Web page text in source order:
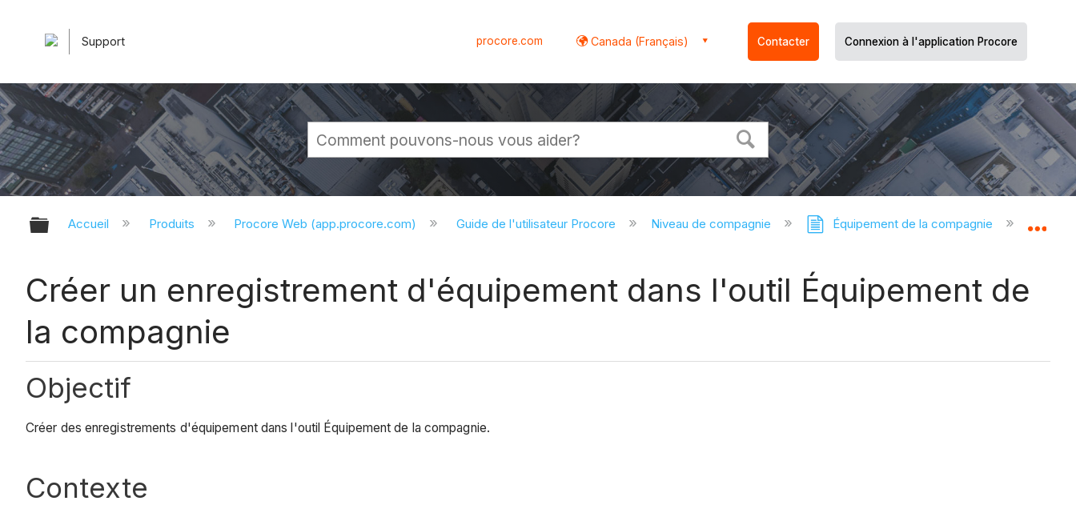
Support procore.com Canada (Français) Contacter Connexion à l'application Procore
Développer/réduire la hiérarchie globale
Accueil Produits Procore Web (app.procore.com) Guide de l'utilisateur Procore Niveau de compagnie Équipement de la compagnie
Créer un enregistrement d'équipement dans l'outil Équipement de
la compagnie
Objectif
Créer des enregistrements d'équipement dans l'outil Équipement de la compagnie.
Contexte